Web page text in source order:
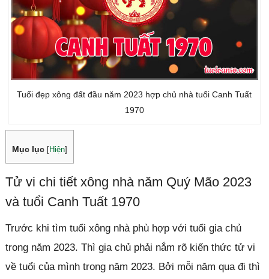
Tuổi đẹp xông đất đầu năm 2023 hợp chủ nhà tuổi Canh Tuất
1970
Mục lục [Hiện]
Tử vi chi tiết xông nhà năm Quý Mão 2023
và tuổi Canh Tuất 1970
Trước khi tìm tuổi xông nhà phù hợp với tuổi gia chủ
trong năm 2023. Thì gia chủ phải nắm rõ kiến thức tử vi
về tuổi của mình trong năm 2023. Bởi mỗi năm qua đi thì